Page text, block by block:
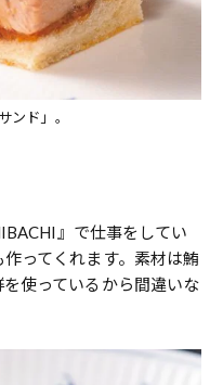
ンド」。
』で仕事をしてい
ってくれます。素材は鮪
使っているから間違いな